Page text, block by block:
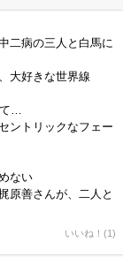
二病の三人と白馬に
大好きな世界線
て…
ントリックなフェー
ない
原善さんが、二人と
いいね！(1)